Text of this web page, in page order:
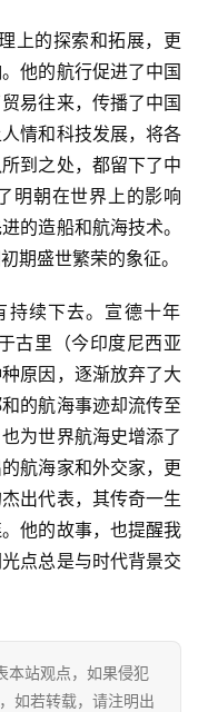
他的航行促进了中国
易往来，传播了中国
情和科技发展，将各
到之处，都留下了中
明朝在世界上的影响
的造船和航海技术。
期盛世繁荣的象征。
古里（今印度尼西亚
原因，逐渐放弃了大
的航海事迹却流传至
为世界航海史增添了
航海家和外交家，更
出代表，其传奇一生
他的故事，也提醒我
点总是与时代背景交
本站观点，如果侵犯
如若转载，请注明出